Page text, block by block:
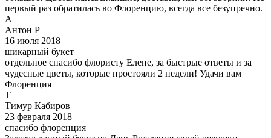
первый раз обратилась во Флоренцию, всегда все безупречно.
А
Антон Р
16 июля 2018
шикарный букет
отдельное спасибо флористу Елене, за быстрые ответы и за
чудесные цветы, которые простояли 2 недели! Удачи вам
Флоренция
Т
Тимур Кабиров
23 февраля 2018
спасибо флоренция